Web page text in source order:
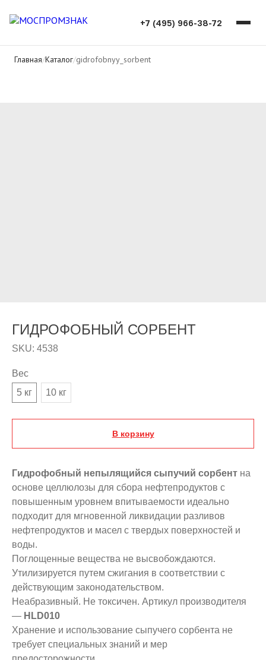
+7 (495) 966-38-72
Главная/Каталог/gidrofobnyy_sorbent
ГИДРОФОБНЫЙ СОРБЕНТ
SKU: 4538
Вес
5 кг
10 кг
В корзину
Гидрофобный непылящийся сыпучий сорбент на
основе целлюлозы для сбора нефтепродуктов с
повышенным уровнем впитываемости идеально
подходит для мгновенной ликвидации разливов
нефтепродуктов и масел с твердых поверхностей и
воды.
Поглощенные вещества не высвобождаются.
Утилизируется путем сжигания в соответствии с
действующим законодательством.
Неабразивный. Не токсичен. Артикул производителя
— HLD010
Хранение и использование сыпучего сорбента не
требует специальных знаний и мер